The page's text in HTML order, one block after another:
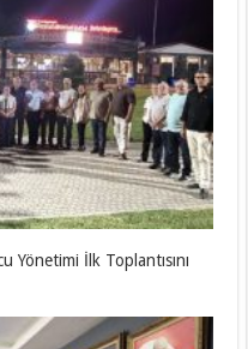
Yönetimi İlk Toplantısını